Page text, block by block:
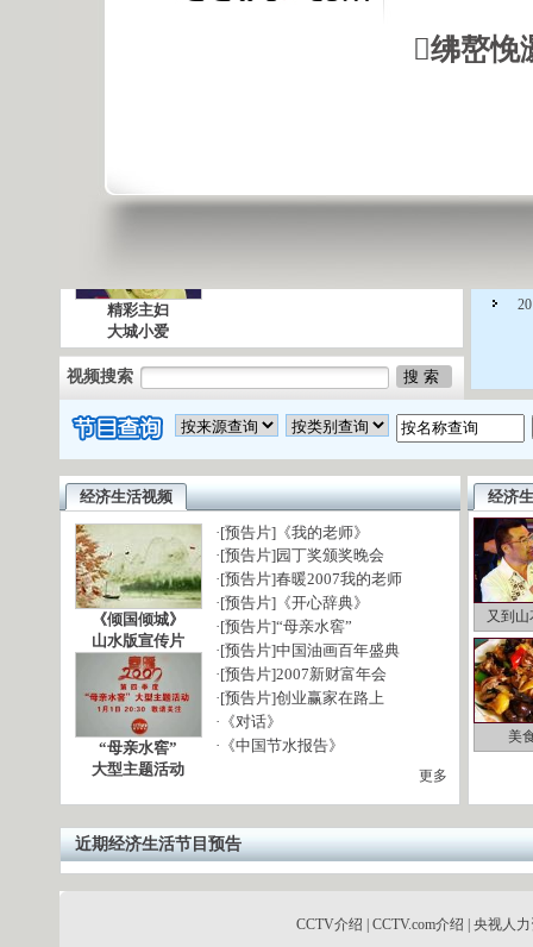
绋嶅
[热播剧] [CCTV-1剧场] [8套黄金档]
丁家有女喜洋洋
精彩主妇
大城小爱
视频搜索
今
经济生活视频
《倾国倾城》
山水版宣传片
“母亲水窖”
大型主题活动
·[预告片]《我的老师》
·[预告片]园丁奖颁奖晚会
·[预告片]春暖2007我的老师
·[预告片]《开心辞典》
·[预告片]“母亲水窖”
·[预告片]中国油画百年盛典
·[预告片]2007新财富年会
·[预告片]创业赢家在路上
· 《对话》
· 《中国节水报告》
更多
经济
又到
美
近期经济生活节目预告
CCTV介绍 |CCTV.com介绍 |央视人